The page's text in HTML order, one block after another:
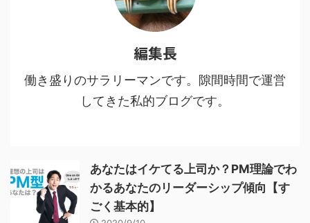
編集長
働き盛りのサラリーマンです。隙間時間で運営
してきた私的ブログです。
あなたはイケてる上司か？PM理論でわ
かるあなたのリーダーシップ傾向【す
ごく基本的】